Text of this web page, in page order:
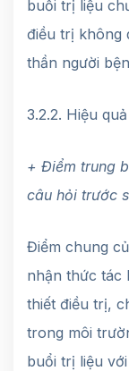
buổi trị liệu
điều trị không
thần người
3.2.2. Hiệu
+ Điểm trung
câu hỏi trước
Điểm chung
nhận thức tác
thiết điều trị,
trong môi
buổi trị liệu